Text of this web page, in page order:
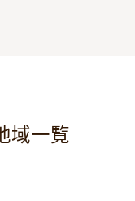
域一覧